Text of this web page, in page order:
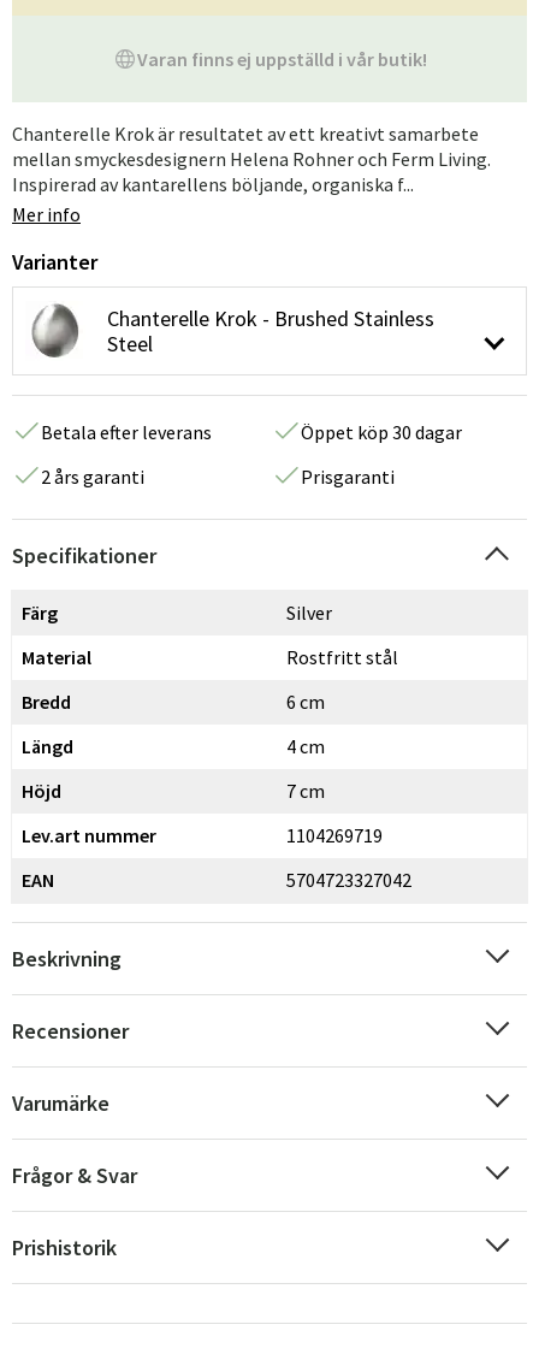
Varan finns ej uppställd i vår butik!
Chanterelle Krok är resultatet av ett kreativt samarbete
mellan smyckesdesignern Helena Rohner och Ferm Living.
Inspirerad av kantarellens böljande, organiska f...
Mer info
Varianter
Chanterelle Krok - Brushed Stainless
Steel
Betala efter leverans
Öppet köp 30 dagar
2 års garanti
Prisgaranti
Specifikationer
Färg
Silver
Material
Rostfritt stål
Bredd
6 cm
Längd
4 cm
Höjd
7 cm
Lev.art nummer
1104269719
EAN
5704723327042
Beskrivning
Recensioner
Varumärke
Frågor & Svar
Prishistorik